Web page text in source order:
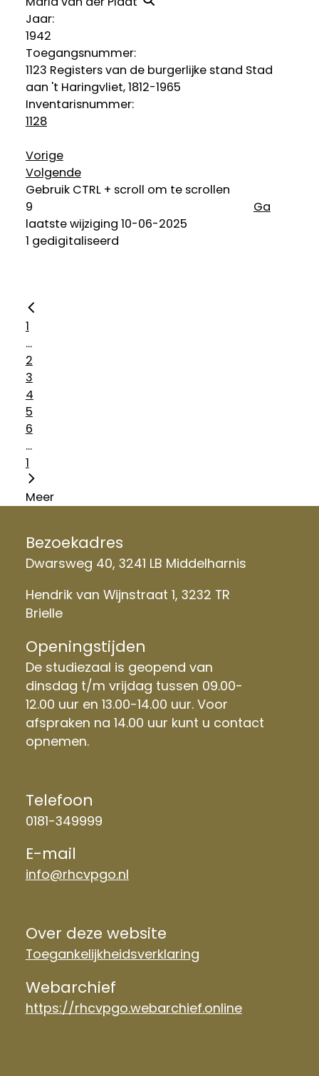
Jaar:
1942
Toegangsnummer:
1123 Registers van de burgerlijke stand Stad
aan 't Haringvliet, 1812-1965
Inventarisnummer:
1128
Vorige
Volgende
Gebruik CTRL + scroll om te scrollen
Ga
laatste wijziging 10-06-2025
1 gedigitaliseerd
1
...
2
3
4
5
6
...
1
Meer
Bezoekadres
Dwarsweg 40, 3241 LB Middelharnis
Hendrik van Wijnstraat 1, 3232 TR
Brielle
Openingstijden
De studiezaal is geopend van
dinsdag t/m vrijdag tussen 09.00-
12.00 uur en 13.00-14.00 uur. Voor
afspraken na 14.00 uur kunt u contact
opnemen.
Telefoon
0181-349999
E-mail
info@rhcvpgo.nl
Over deze website
Toegankelijkheidsverklaring
Webarchief
https://rhcvpgo.webarchief.online